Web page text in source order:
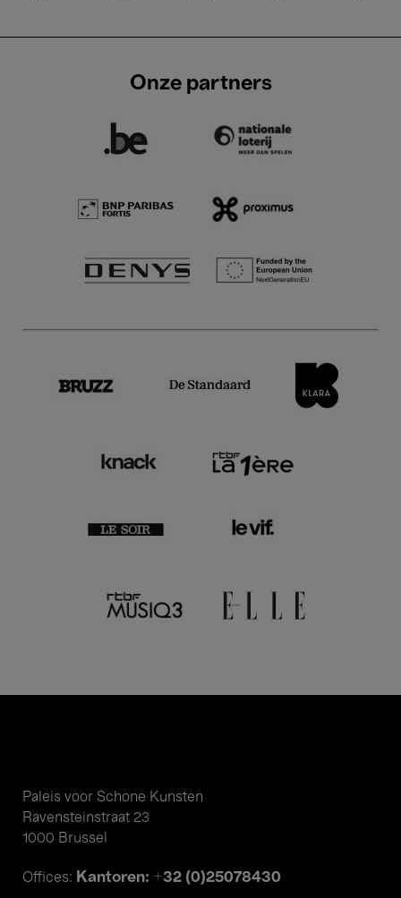
Onze partners
Paleis voor Schone Kunsten
Ravensteinstraat 23
1000 Brussel
Offices: Kantoren: +32 (0)25078430